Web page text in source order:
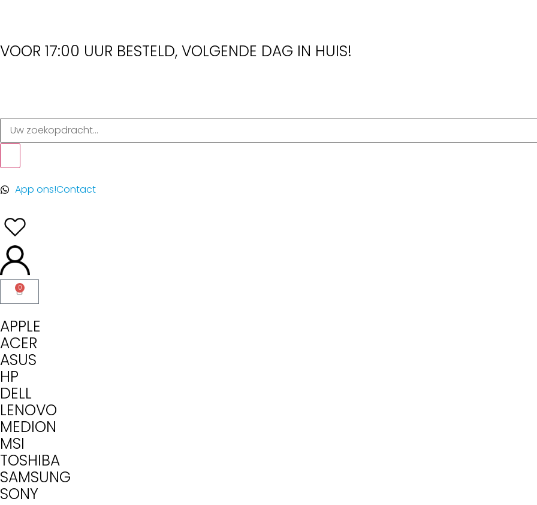
VOOR 17:00 UUR BESTELD, VOLGENDE DAG IN HUIS!
App ons!Contact
0
APPLE
ACER
ASUS
HP
DELL
LENOVO
MEDION
MSI
TOSHIBA
SAMSUNG
SONY